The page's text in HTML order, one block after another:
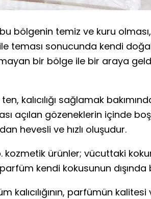
bölgenin temiz ve kuru
teması sonucunda kendi
bir bölge ile bir araya
kalıcılığı sağlamak
açılan gözeneklerin içinde
hevesli ve hızlı oluşudur.
kozmetik ürünler; vücuttaki
kendi kokusunun dışında
parfümün kalitesi